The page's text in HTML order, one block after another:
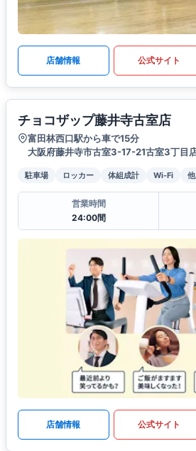
店舗情報 公式サイト
チョコザップ藤井寺古室店
富田林西口駅から車で15分
大阪府藤井寺市古室3-17-21古室3丁目
駐車場 ロッカー 体組成計 Wi-Fi
営業時間
24:00間
店舗情報 公式サイト